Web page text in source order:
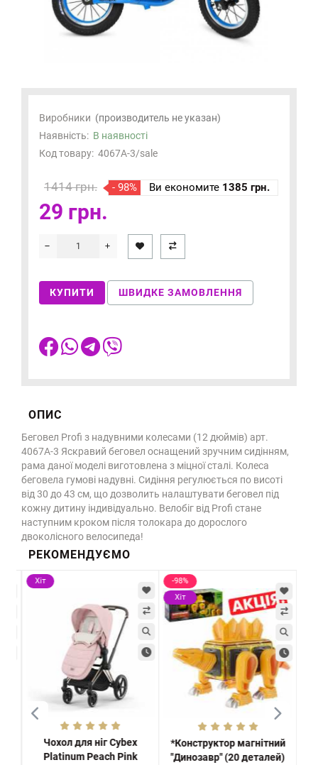
Виробники (производитель не указан)
Наявність: В наявності
Код товару: 4067A-3/sale
1414 грн. - 98% Ви економите 1385 грн.
29 грн.
КУПИТИ ШВИДКЕ ЗАМОВЛЕННЯ
ОПИС
Беговел Profi з надувними колесами (12 дюймів) арт.
4067A-3 Яскравий беговел оснащений зручним сидінням,
рама даної моделі виготовлена з міцної сталі. Колеса
беговела гумові надувні. Сидіння регулюється по висоті
від 30 до 43 см, що дозволить налаштувати беговел під
кожну дитину індивідуально. Велобіг від Profi стане
наступним кроком після толокара до дорослого
двоколісного велосипеда!
РЕКОМЕНДУЄМО
Хіт
Чохол для ніг Cybex
Platinum Peach Pink
-98%
Хіт
*Конструктор магнітний
"Динозавр" (20 деталей)